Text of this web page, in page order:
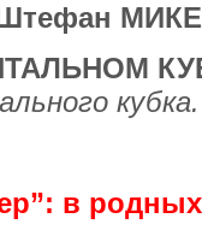
кубка.
в